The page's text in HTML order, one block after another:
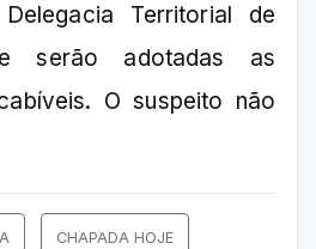
Territorial de
serão adotadas as
O suspeito não
CHAPADA HOJE